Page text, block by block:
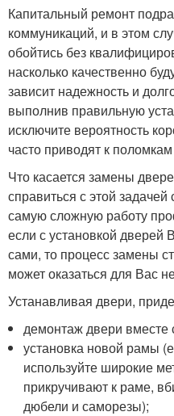
Капитальный ремонт
коммуникаций, и в этом
обойтись без
насколько качественно
зависит надежность и
выполнив правильную
исключите вероятность
часто приводят к
Что касается замены
справиться с этой
самую сложную работу
если с установкой дверей
сами, то процесс замены
может оказаться для Вас
Устанавливая двери,
демонтаж двери вместе
установка новой рамы
используйте широкие
прикручивают к раме,
дюбели и саморезы);